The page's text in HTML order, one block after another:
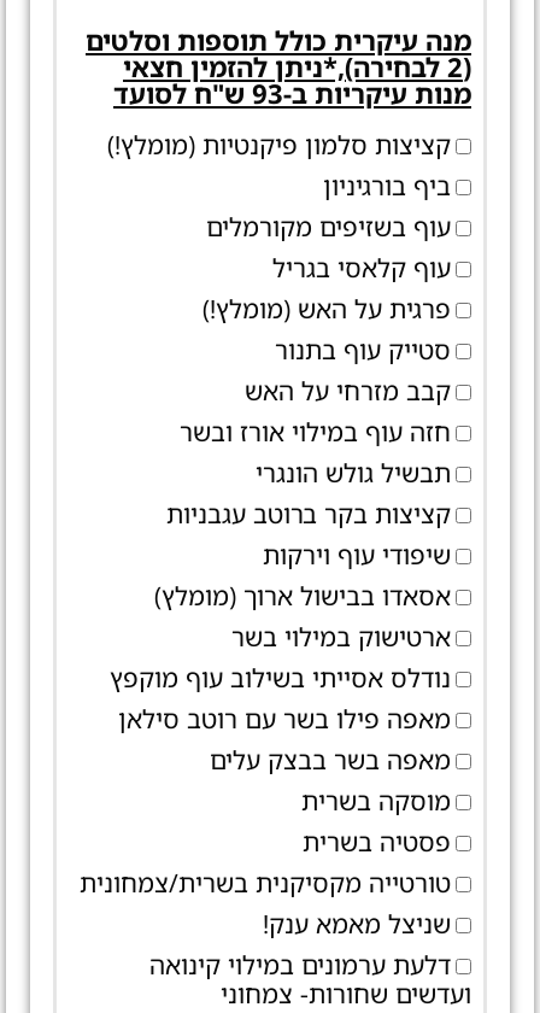
מנה עיקרית כולל תוספות וסלטים
(2 לבחירה),*ניתן להזמין חצאי
מנות עיקריות ב-93 ש"ח לסועד
קציצות סלמון פיקנטיות (מומלץ!)
ביף בורגיניון
עוף בשזיפים מקורמלים
עוף קלאסי בגריל
פרגית על האש (מומלץ!)
סטייק עוף בתנור
קבב מזרחי על האש
חזה עוף במילוי אורז ובשר
תבשיל גולש הונגרי
קציצות בקר ברוטב עגבניות
שיפודי עוף וירקות
אסאדו בבישול ארוך (מומלץ)
ארטישוק במילוי בשר
נודלס אסייתי בשילוב עוף מוקפץ
מאפה פילו בשר עם רוטב סילאן
מאפה בשר בבצק עלים
מוסקה בשרית
פסטיה בשרית
טורטייה מקסיקנית בשרית/צמחונית
שניצל מאמא ענק!
דלעת ערמונים במילוי קינואה
ועדשים שחורות- צמחוני